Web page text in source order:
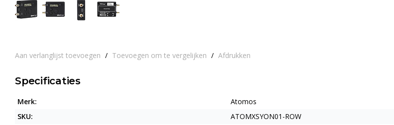
Aan verlanglijst toevoegen / Toevoegen om te vergelijken / Afdrukken
Specificaties
Merk:
Atomos
SKU:
ATOMXSYON01-ROW